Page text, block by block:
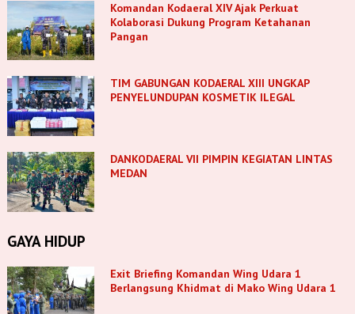
Komandan Kodaeral XIV Ajak Perkuat
Kolaborasi Dukung Program Ketahanan
Pangan
TIM GABUNGAN KODAERAL XIII UNGKAP
PENYELUNDUPAN KOSMETIK ILEGAL
DANKODAERAL VII PIMPIN KEGIATAN LINTAS
MEDAN
GAYA HIDUP
Exit Briefing Komandan Wing Udara 1
Berlangsung Khidmat di Mako Wing Udara 1